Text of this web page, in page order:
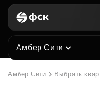
Амбер Сити
Амбер Сити Выбрать